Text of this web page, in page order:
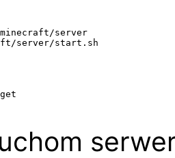
minecraft/server
server/start.sh